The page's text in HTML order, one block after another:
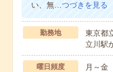
い、無…つづきを見る
勤務地
東京都
立川駅
曜日頻度 月～金